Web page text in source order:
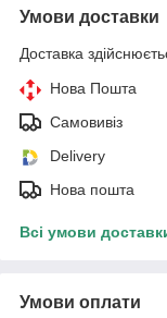
Умови доставки
Доставка
Нова Пошта
Самовивіз
Delivery
Нова пошта
Всі умови
Умови оплати